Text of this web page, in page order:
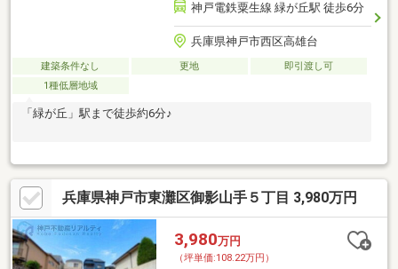
神戸電鉄粟生線 緑が丘駅 徒歩6分
兵庫県神戸市西区高雄台
建築条件なし 更地
即引渡し可
1種低層地域
「緑が丘」駅まで徒歩約6分♪
兵庫県神戸市東灘区御影山手５丁目 3,980万円
3,980万円
（坪単価:108.22万円）